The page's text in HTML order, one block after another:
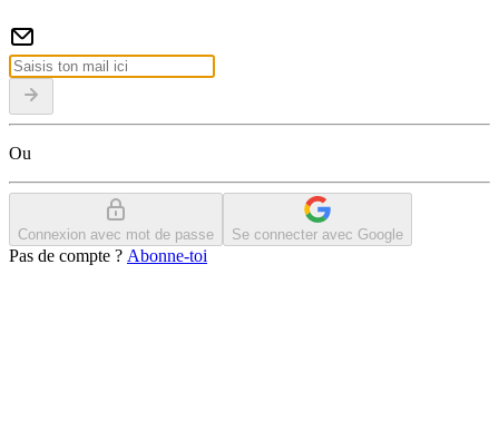
Ou
Connexion avec mot de passe Se connecter avec Google
Pas de compte ? Abonne-toi